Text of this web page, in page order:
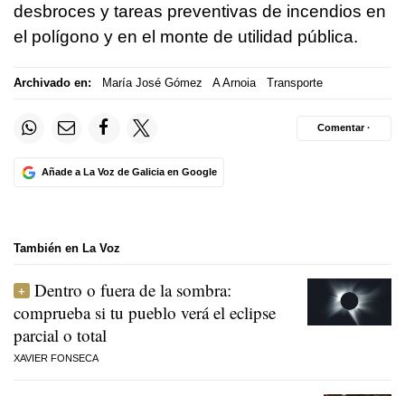
desbroces y tareas preventivas de incendios en
el polígono y en el monte de utilidad pública.
Archivado en: María José Gómez A Arnoia Transporte
Añade a La Voz de Galicia en Google
Comentar ·
También en La Voz
Dentro o fuera de la sombra:
comprueba si tu pueblo verá el eclipse
parcial o total
XAVIER FONSECA